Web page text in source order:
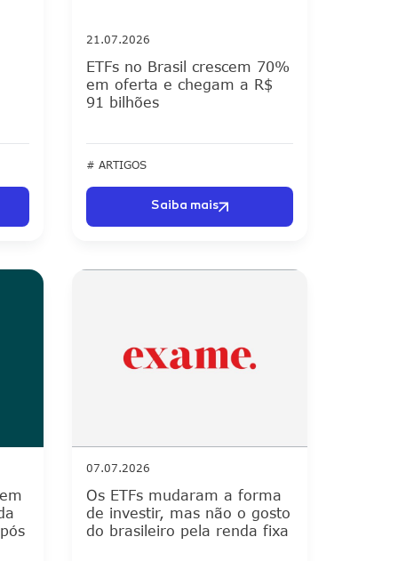
21.07.2026
ETFs no Brasil crescem 70%
em oferta e chegam a R$
91 bilhões
# ARTIGOS
Saiba mais
07.07.2026
Os ETFs mudaram a forma
de investir, mas não o gosto
do brasileiro pela renda fixa